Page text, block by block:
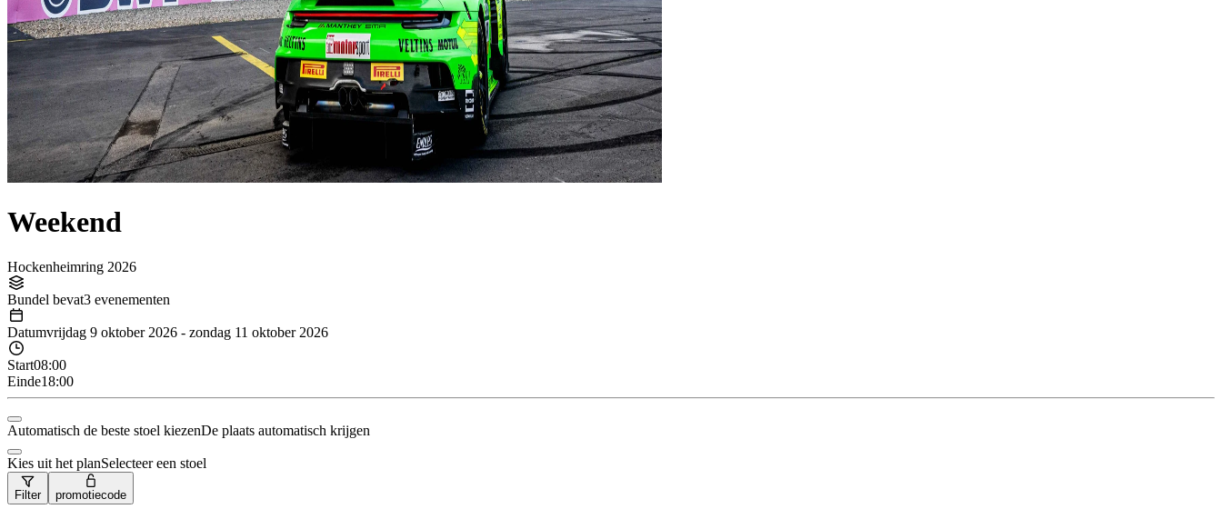
Weekend
Hockenheimring 2026
Bundel bevat3 evenementen
Datumvrijdag 9 oktober 2026 - zondag 11 oktober 2026
Start08:00
Einde18:00
Automatisch de beste stoel kiezenDe plaats automatisch krijgen
Kies uit het planSelecteer een stoel
Filter promotiecode